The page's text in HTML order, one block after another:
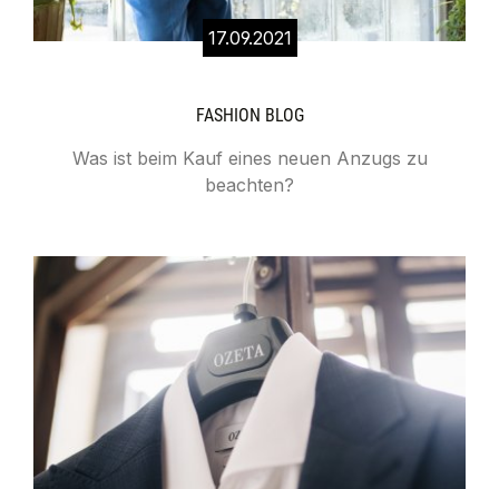
17.09.2021
FASHION BLOG
Was ist beim Kauf eines neuen Anzugs zu
beachten?